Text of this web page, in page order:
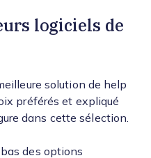
logiciels de
solution de help
préférés et expliqué
dans cette sélection.
des options